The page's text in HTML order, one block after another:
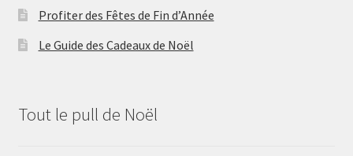
Profiter des Fêtes de Fin d’Année
Le Guide des Cadeaux de Noël
Tout le pull de Noël